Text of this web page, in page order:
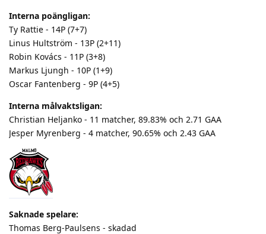
Interna poängligan:
Ty Rattie - 14P (7+7)
Linus Hultström - 13P (2+11)
Robin Kovács - 11P (3+8)
Markus Ljungh - 10P (1+9)
Oscar Fantenberg - 9P (4+5)
Interna målvaktsligan:
Christian Heljanko - 11 matcher, 89.83% och 2.71 GAA
Jesper Myrenberg - 4 matcher, 90.65% och 2.43 GAA
Saknade spelare:
Thomas Berg-Paulsens - skadad